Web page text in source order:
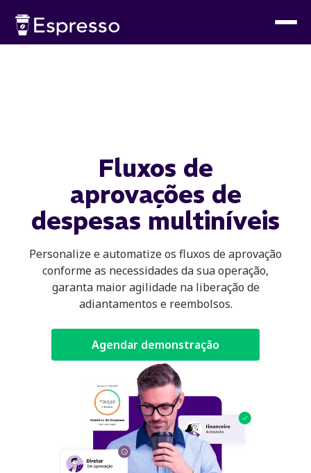
Fluxos de
aprovações de
despesas multiníveis
Personalize e automatize os fluxos de aprovação
conforme as necessidades da sua operação,
garanta maior agilidade na liberação de
adiantamentos e reembolsos.
Agendar demonstração